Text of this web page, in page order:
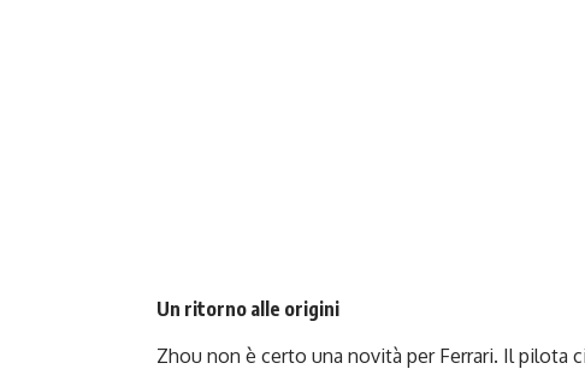
Un ritorno alle origini
Zhou non è certo una novità per Ferrari. Il pilota